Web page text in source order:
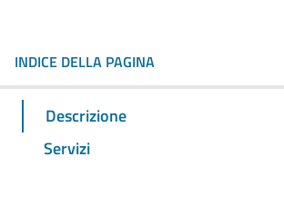
INDICE DELLA PAGINA
Descrizione
Servizi